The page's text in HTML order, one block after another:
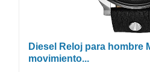
Diesel Reloj para hombre
movimiento...